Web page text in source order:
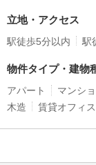
立地・アクセス
駅徒歩5分以内 駅
物件タイプ・建物
アパート マンシ
木造
賃貸オフィ